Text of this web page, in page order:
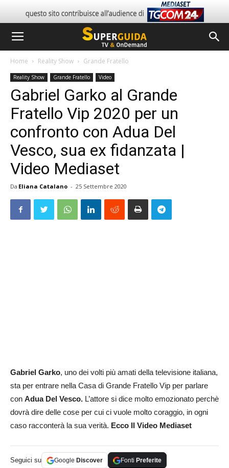
Home Reality Show Grande Fratello
Reality Show Grande Fratello Video
Gabriel Garko al Grande
Fratello Vip 2020 per un
confronto con Adua Del
Vesco, sua ex fidanzata |
Video Mediaset
Da Eliana Catalano - 25 Settembre 2020
Gabriel Garko, uno dei volti più amati della televisione italiana,
sta per entrare nella Casa di Grande Fratello Vip per parlare
con Adua Del Vesco. L’attore si dice molto emozionato perchè
dovrà dire delle cose per cui ci vuole molto coraggio, in ogni
caso racconterà la sua verità. Ecco Il Video Mediaset
Seguici su Google Discover Fonti Preferite